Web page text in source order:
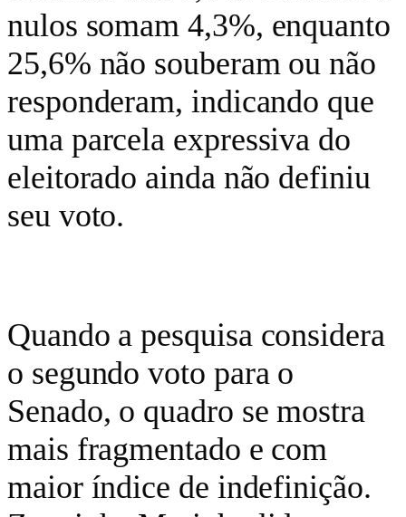
nulos somam 4,3%, enquanto
25,6% não souberam ou não
responderam, indicando que
uma parcela expressiva do
eleitorado ainda não definiu
seu voto.
Quando a pesquisa considera
o segundo voto para o
Senado, o quadro se mostra
mais fragmentado e com
maior índice de indefinição.